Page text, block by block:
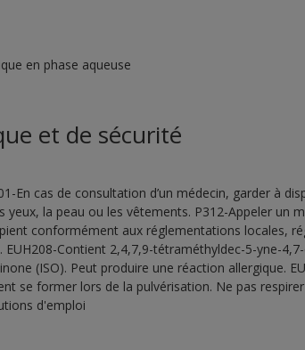
en phase aqueuse
et de sécurité
En cas de consultation d’un médecin, garder à
yeux, la peau ou les vêtements. P312-Appeler un
conformément aux réglementations locales,
Contient 2,4,7,9-tétraméthyldec-5-yne-
(ISO). Peut produire une réaction allergique.
se former lors de la pulvérisation. Ne pas
d'emploi